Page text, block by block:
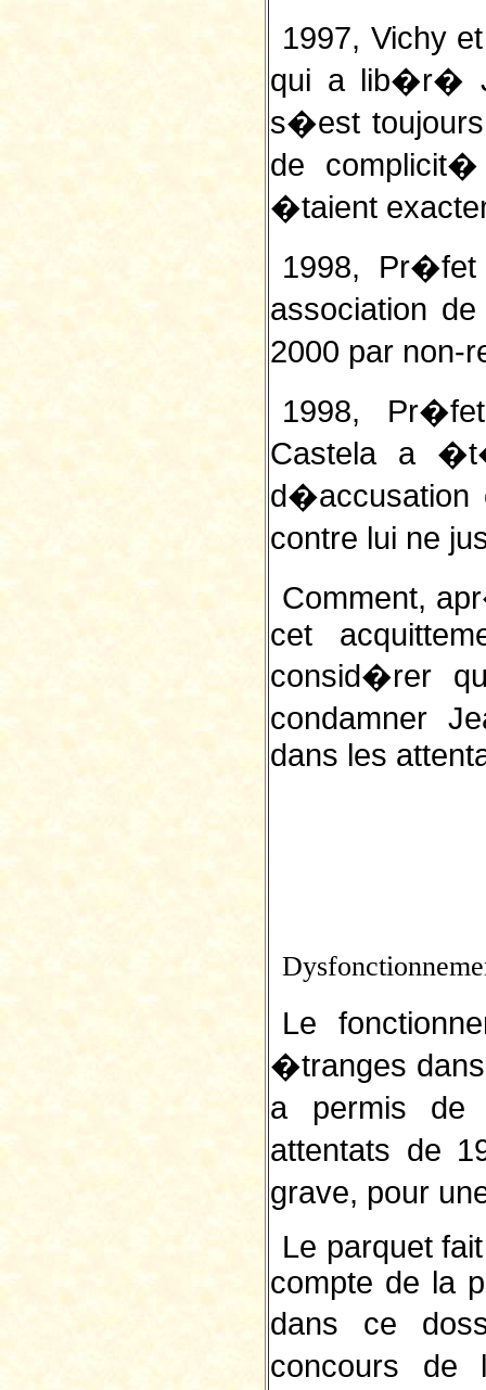
1997, Vichy
qui a lib�r�
s�est
de
�taient
1998, Pr�fet
association
2000 par non-
1998,
Castela a
contre lui ne
Comment,
cet
consid�rer
condamner
dans les
Le
�tranges
a permis de
attentats de
grave, pour
Le parquet
compte de la
dans ce
concours